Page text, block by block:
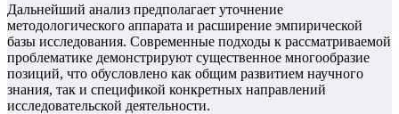
Дальнейший анализ предполагает уточнение
методологического аппарата и расширение эмпирической
базы исследования. Современные подходы к рассматриваемой
проблематике демонстрируют существенное многообразие
позиций, что обусловлено как общим развитием научного
знания, так и спецификой конкретных направлений
исследовательской деятельности.